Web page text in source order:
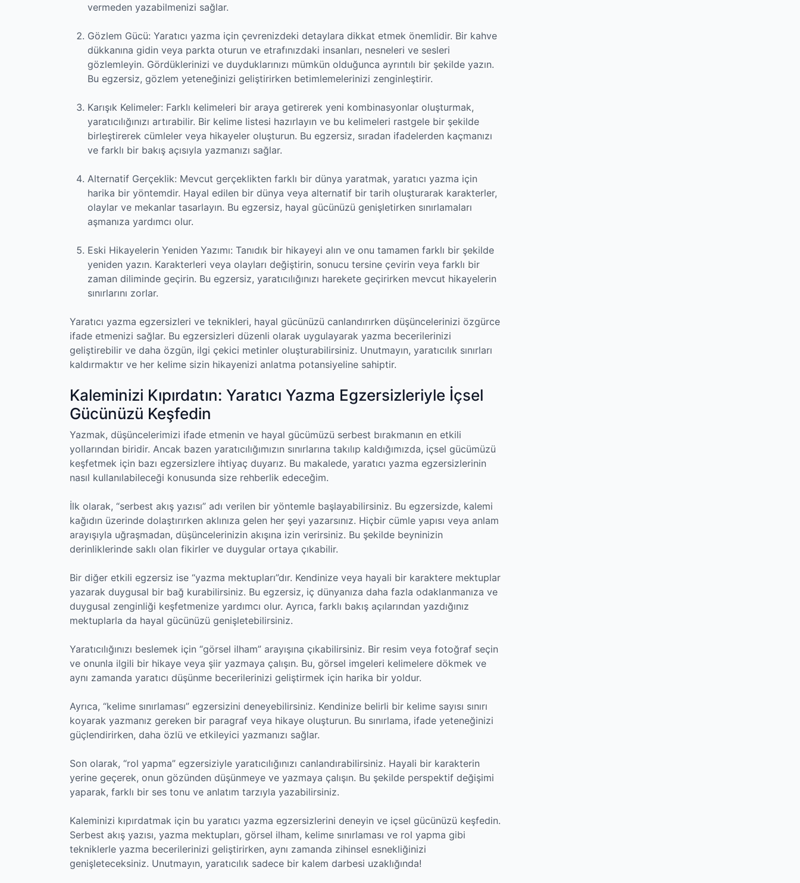
vermeden yazabilmenizi sağlar.
Gözlem Gücü: Yaratıcı yazma için çevrenizdeki detaylara dikkat etmek önemlidir. Bir kahve
dükkanına gidin veya parkta oturun ve etrafınızdaki insanları, nesneleri ve sesleri
gözlemleyin. Gördüklerinizi ve duyduklarınızı mümkün olduğunca ayrıntılı bir şekilde yazın.
Bu egzersiz, gözlem yeteneğinizi geliştirirken betimlemelerinizi zenginleştirir.
Karışık Kelimeler: Farklı kelimeleri bir araya getirerek yeni kombinasyonlar oluşturmak,
yaratıcılığınızı artırabilir. Bir kelime listesi hazırlayın ve bu kelimeleri rastgele bir şekilde
birleştirerek cümleler veya hikayeler oluşturun. Bu egzersiz, sıradan ifadelerden kaçmanızı
ve farklı bir bakış açısıyla yazmanızı sağlar.
Alternatif Gerçeklik: Mevcut gerçeklikten farklı bir dünya yaratmak, yaratıcı yazma için
harika bir yöntemdir. Hayal edilen bir dünya veya alternatif bir tarih oluşturarak karakterler,
olaylar ve mekanlar tasarlayın. Bu egzersiz, hayal gücünüzü genişletirken sınırlamaları
aşmanıza yardımcı olur.
Eski Hikayelerin Yeniden Yazımı: Tanıdık bir hikayeyi alın ve onu tamamen farklı bir şekilde
yeniden yazın. Karakterleri veya olayları değiştirin, sonucu tersine çevirin veya farklı bir
zaman diliminde geçirin. Bu egzersiz, yaratıcılığınızı harekete geçirirken mevcut hikayelerin
sınırlarını zorlar.
Yaratıcı yazma egzersizleri ve teknikleri, hayal gücünüzü canlandırırken düşüncelerinizi özgürce
ifade etmenizi sağlar. Bu egzersizleri düzenli olarak uygulayarak yazma becerilerinizi
geliştirebilir ve daha özgün, ilgi çekici metinler oluşturabilirsiniz. Unutmayın, yaratıcılık sınırları
kaldırmaktır ve her kelime sizin hikayenizi anlatma potansiyeline sahiptir.
Kaleminizi Kıpırdatın: Yaratıcı Yazma Egzersizleriyle İçsel
Gücünüzü Keşfedin
Yazmak, düşüncelerimizi ifade etmenin ve hayal gücümüzü serbest bırakmanın en etkili
yollarından biridir. Ancak bazen yaratıcılığımızın sınırlarına takılıp kaldığımızda, içsel gücümüzü
keşfetmek için bazı egzersizlere ihtiyaç duyarız. Bu makalede, yaratıcı yazma egzersizlerinin
nasıl kullanılabileceği konusunda size rehberlik edeceğim.
İlk olarak, “serbest akış yazısı” adı verilen bir yöntemle başlayabilirsiniz. Bu egzersizde, kalemi
kağıdın üzerinde dolaştırırken aklınıza gelen her şeyi yazarsınız. Hiçbir cümle yapısı veya anlam
arayışıyla uğraşmadan, düşüncelerinizin akışına izin verirsiniz. Bu şekilde beyninizin
derinliklerinde saklı olan fikirler ve duygular ortaya çıkabilir.
Bir diğer etkili egzersiz ise “yazma mektupları”dır. Kendinize veya hayali bir karaktere mektuplar
yazarak duygusal bir bağ kurabilirsiniz. Bu egzersiz, iç dünyanıza daha fazla odaklanmanıza ve
duygusal zenginliği keşfetmenize yardımcı olur. Ayrıca, farklı bakış açılarından yazdığınız
mektuplarla da hayal gücünüzü genişletebilirsiniz.
Yaratıcılığınızı beslemek için “görsel ilham” arayışına çıkabilirsiniz. Bir resim veya fotoğraf seçin
ve onunla ilgili bir hikaye veya şiir yazmaya çalışın. Bu, görsel imgeleri kelimelere dökmek ve
aynı zamanda yaratıcı düşünme becerilerinizi geliştirmek için harika bir yoldur.
Ayrıca, “kelime sınırlaması” egzersizini deneyebilirsiniz. Kendinize belirli bir kelime sayısı sınırı
koyarak yazmanız gereken bir paragraf veya hikaye oluşturun. Bu sınırlama, ifade yeteneğinizi
güçlendirirken, daha özlü ve etkileyici yazmanızı sağlar.
Son olarak, “rol yapma” egzersiziyle yaratıcılığınızı canlandırabilirsiniz. Hayali bir karakterin
yerine geçerek, onun gözünden düşünmeye ve yazmaya çalışın. Bu şekilde perspektif değişimi
yaparak, farklı bir ses tonu ve anlatım tarzıyla yazabilirsiniz.
Kaleminizi kıpırdatmak için bu yaratıcı yazma egzersizlerini deneyin ve içsel gücünüzü keşfedin.
Serbest akış yazısı, yazma mektupları, görsel ilham, kelime sınırlaması ve rol yapma gibi
tekniklerle yazma becerilerinizi geliştirirken, aynı zamanda zihinsel esnekliğinizi
genişleteceksiniz. Unutmayın, yaratıcılık sadece bir kalem darbesi uzaklığında!